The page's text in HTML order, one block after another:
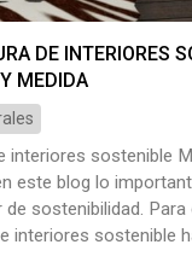
DE INTERIORES
MEDIDA
interiores sostenible
este blog lo
sostenibilidad. Para
interiores sostenible